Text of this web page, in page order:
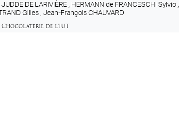
DE LARIVIÈRE , HERMANN de FRANCESCHI Sylvio ,
Gilles ,Jean-François CHAUVARD
Chocolaterie de l'IUT